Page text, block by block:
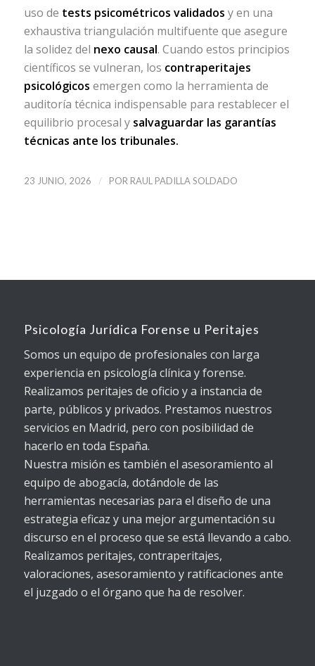
uso de tests psicométricos validados y en una
exhaustiva triangulación multifuente que asegure
la solidez del nexo causal. Cuando estos principios
científicos se vulneran, los contraperitajes
psicológicos emergen como la herramienta de
auditoría técnica indispensable para restablecer el
equilibrio procesal y salvaguardar las garantías
técnicas ante los tribunales.
23 JUNIO, 2026 / POR RAUL PADILLA SOLDADO
Psicología Jurídica Forense u Peritajes
Somos un equipo de profesionales con larga
experiencia en psicología clínica y forense.
Realizamos peritajes de oficio y a instancia de
parte, públicos y privados. Prestamos nuestros
servicios en Madrid, pero con posibilidad de
hacerlo en toda España.
Nuestra misión es también el asesoramiento al
equipo de abogacía, dotándole de las
herramientas necesarias para el diseño de una
estrategia eficaz y una mejor argumentación su
discurso en el proceso que se está llevando a cabo.
Realizamos peritajes, contraperitajes,
valoraciones, asesoramiento y ratificaciones ante
el juzgado o el órgano que ha de resolver.